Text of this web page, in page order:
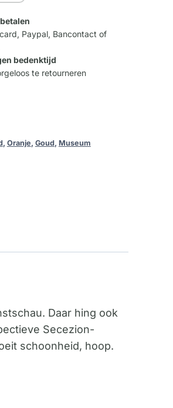
Paypal, Bancontact of
bedenktijd
te retourneren
, Oranje, Goud, Museum
Daar hing ook
Secezion-
schoonheid, hoop.